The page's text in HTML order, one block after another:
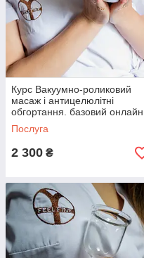
Курс Вакуумно-роликовий
масаж і антицелюлітні
обгортання. базовий онлайн
Послуга
2 300 ₴